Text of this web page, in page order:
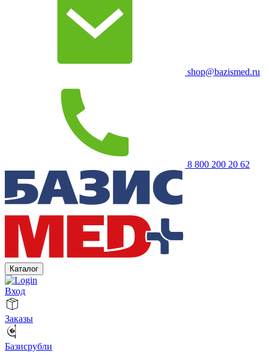
shop@bazismed.ru
8 800 200 20 62
Каталог
Вход
Заказы
Базисрубли